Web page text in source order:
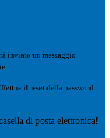
inviato un messaggio
il reset della password
di posta elettronica!